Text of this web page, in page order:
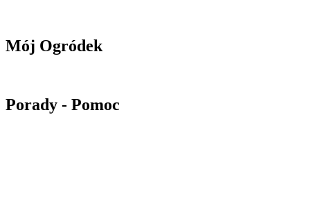
Mój Ogródek
Porady - Pomoc